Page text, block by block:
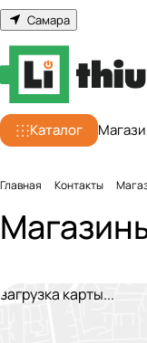
Самара
Каталог
Главная Контакты
загрузка карты...